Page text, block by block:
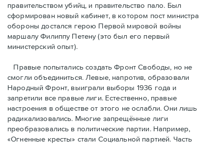
правительством убийц, и правительство пало. Был
сформирован новый кабинет, в котором пост министра
обороны достался герою Первой мировой войны
маршалу Филиппу Петену (это был его первый
министерский опыт).
Правые пoпытались создать Фронт Свободы, но не
смогли объединиться. Левые, напротив, образовали
Народный Фронт, выиграли выборы 1936 года и
запретили все правые лиги. Естественно, правые
настроения в обществе от этого не ослабли. Они лишь
радикализовались. Многие запрещённые лиги
преобразовались в политические партии. Например,
«Огненные кресты» стали Социальной партией. Часть